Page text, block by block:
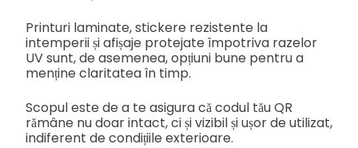
Printuri laminate, stickere rezistente la
intemperii și afișaje protejate împotriva razelor
UV sunt, de asemenea, opțiuni bune pentru a
menține claritatea în timp.
Scopul este de a te asigura că codul tău QR
rămâne nu doar intact, ci și vizibil și ușor de utilizat,
indiferent de condițiile exterioare.